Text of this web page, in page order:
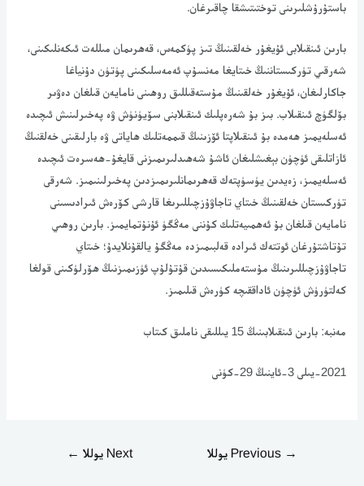
باستۇرۇشلىرىنى توختىتىشقا چاقىرغان.
بارىن ئىنقىلابى ئۇيغۇر خەلقىنىڭ تىز پۈكمەس، قەھرىمان مىللەت ئىكەنلىكىنى،
شەرقىي تۈركىستاننىڭ خىتايغا مەنسۇپ ئەمەسلىكىنى پۈتۈن دۇنياغا
جاكارلىغان، ئۇيغۇر خەلقىنىڭ مۇستەقىللىق روھىنى نامايەن قىلغان دەۋىر
بۆلگۈچ ئىنقىلاب. بىز بۇ شەرەپلىك ئىنقىلابنى سۆيۈنۈش ۋە پەخىرلىنىش ئىچىدە
ئەسلەيمىز ھەمدە بۇ ئىنقىلاپتا ئۆزىنىڭ قىممەتلىك ھاياتى ۋە بارلىقىنى خەلقنىڭ
ئازاتلىقى ئۈچۈن بېغىشلىغان ئاشۇ شەھىدلىرىمىزنى قايغۇ-ھەسرەت ئىچىدە
ئەسلەيمىز، زەيدىن يۈسۈپتەك قەھرىمانلىرىمىزدىن پەخىرلىنىمىز. شەرقى
تۈركىستان خەلقىنىڭ خىتاي تاجاۋۇزچىللىرىغا قارشى كۆرەش ئىرادىسىنى
نامايەن قىلغان بۇ ئەھمىيەتلىك كۇننى مەڭگۈ ئۇنۇتمايمىز. بارىن روھىي
تۇتاشتۇرغان ئوتتەك ئىرادە قەلبىمىزدە مەڭگۇ يالقۇنلايدۇ؛ خىتاي
تاجاۋۇزچىللىرىنىڭ مۇستەملىكىسىدىن قۇتۇلۇپ ئۈزىمىزنىڭ ھۆرلۈكىنى قولغا
كەلتۈرۈش ئۈچۈن ئاداققىچە كۈرەش قىلىمىز.
مەنبە: بارىن ئىنقىلابىنىڭ 15 يىللىقى ناملىق كىتاب
2021-يىلى 3-ئاينىڭ 29-كۈنى
→ Next يوللا ←